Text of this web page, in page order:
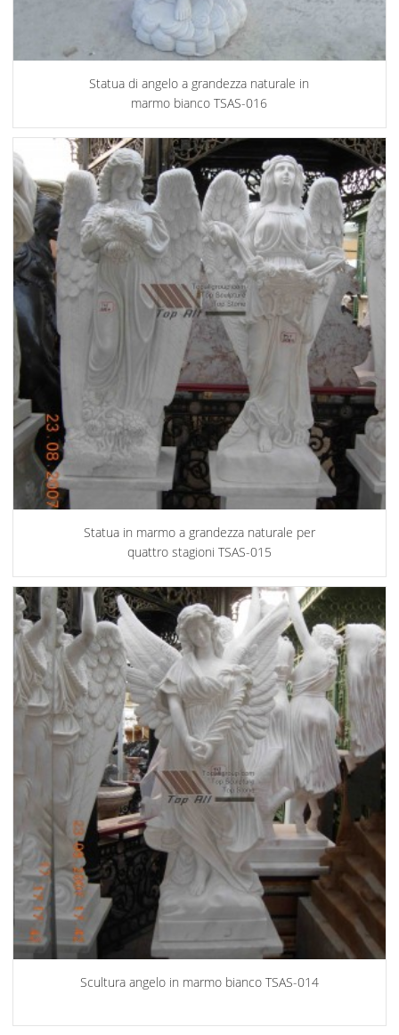
Statua di angelo a grandezza naturale in
marmo bianco TSAS-016
Statua in marmo a grandezza naturale per
quattro stagioni TSAS-015
Scultura angelo in marmo bianco TSAS-014